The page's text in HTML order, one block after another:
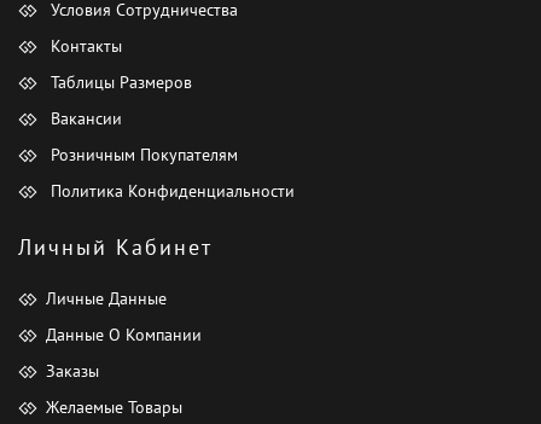
Условия Сотрудничества
Контакты
Таблицы Размеров
Вакансии
Розничным Покупателям
Политика Конфиденциальности
Личный Кабинет
Личные Данные
Данные О Компании
Заказы
Желаемые Товары